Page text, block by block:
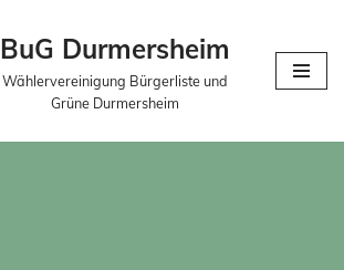
BuG Durmersheim
Wählervereinigung Bürgerliste und
Grüne Durmersheim